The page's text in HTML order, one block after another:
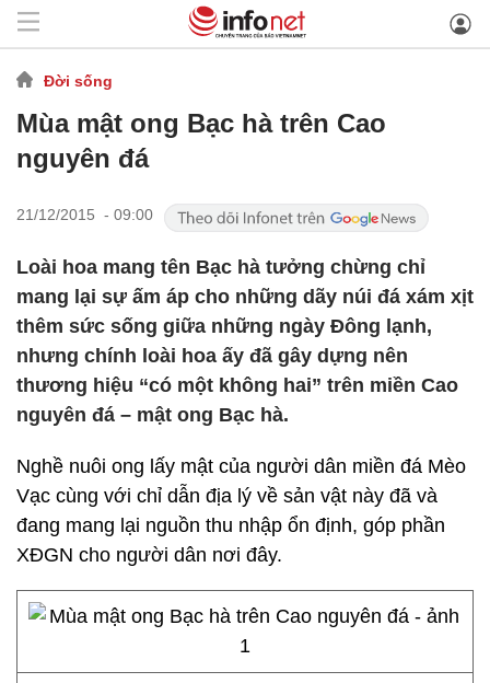
Đời sống
Mùa mật ong Bạc hà trên Cao
nguyên đá
21/12/2015 - 09:00
Loài hoa mang tên Bạc hà tưởng chừng chỉ
mang lại sự ấm áp cho những dãy núi đá xám xịt
thêm sức sống giữa những ngày Đông lạnh,
nhưng chính loài hoa ấy đã gây dựng nên
thương hiệu “có một không hai” trên miền Cao
nguyên đá – mật ong Bạc hà.
Nghề nuôi ong lấy mật của người dân miền đá Mèo
Vạc cùng với chỉ dẫn địa lý về sản vật này đã và
đang mang lại nguồn thu nhập ổn định, góp phần
XĐGN cho người dân nơi đây.